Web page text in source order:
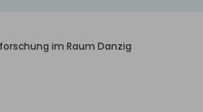
im Raum Danzig